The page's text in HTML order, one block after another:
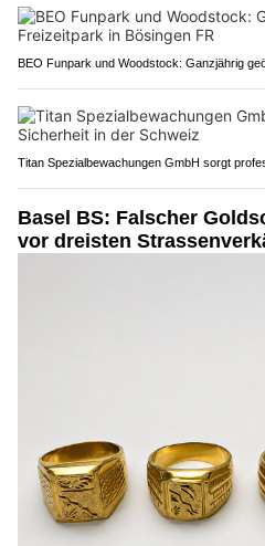
BEO Funpark und Woodstock: Ganzjährig
Titan Spezialbewachungen GmbH sorgt
Basel BS: Falscher
vor dreisten